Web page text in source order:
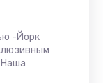
-Йорк
Наша